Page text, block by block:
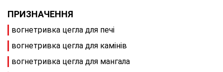
ПРИЗНАЧЕННЯ
вогнетривка цегла для печі
вогнетривка цегла для камінів
вогнетривка цегла для мангала